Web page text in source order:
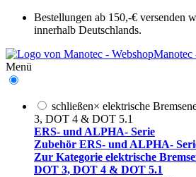
Bestellungen ab 150,-€ versenden
innerhalb Deutschlands.
Manotec
Menü
schließen× elektrische
3, DOT 4 & DOT 5.1
ERS- und ALPHA- Serie
Zubehör ERS- und ALPHA-
Zur Kategorie elektrische
DOT 3, DOT 4 & DOT 5.1